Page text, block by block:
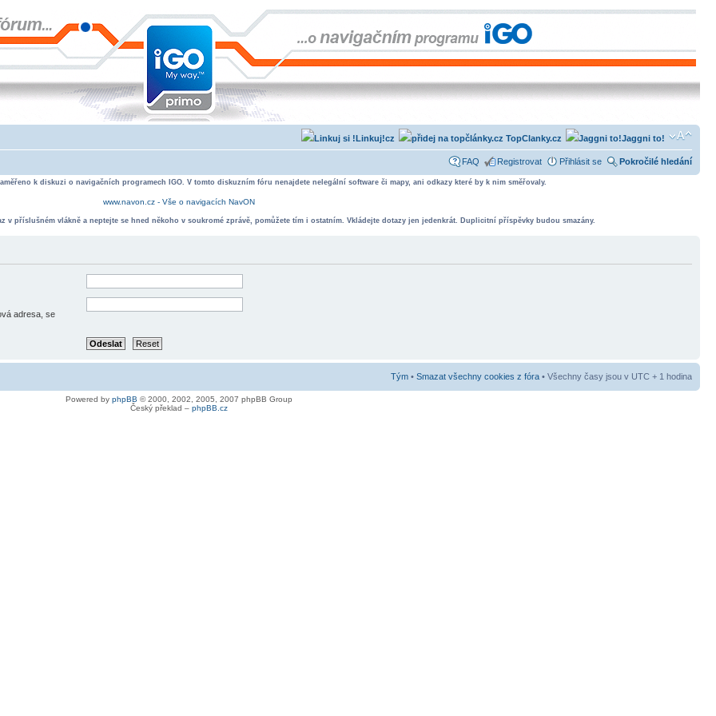
Jaggni to!
TopClanky.cz
Linkuj!cz
FAQ Registrovat Přihlásit se Pokročilé hledání
k diskuzi o navigačních programech IGO. V tomto diskuzním fóru nenajdete nelegální software či mapy, ani odkazy které by k nim směřovaly.
www.navon.cz - Vše o navigacích NavON
v příslušném vlákně a neptejte se hned někoho v soukromé zprávě, pomůžete tím i ostatním. Vkládejte dotazy jen jedenkrát. Duplicitní příspěvky budou smazány.
adresa, se
Tým • Smazat všechny cookies z fóra • Všechny časy jsou v UTC + 1 hodina
Powered by phpBB © 2000, 2002, 2005, 2007 phpBB Group
Český překlad – phpBB.cz